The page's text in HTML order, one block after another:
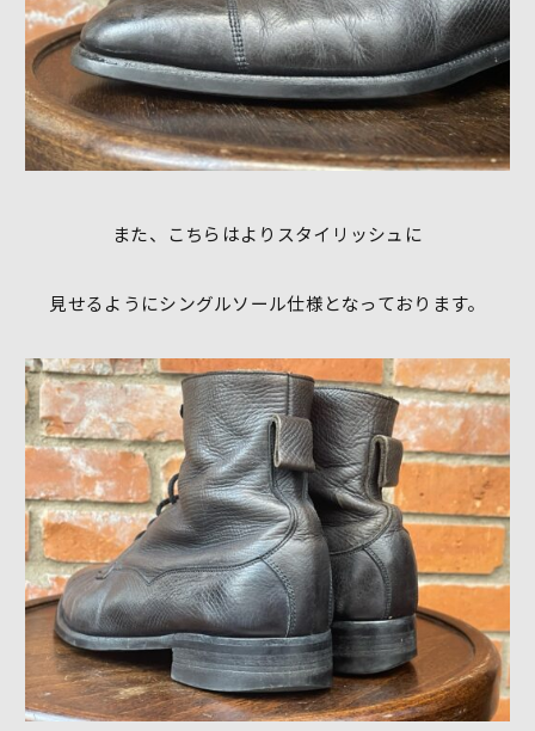
また、こちらはよりスタイリッシュに
見せるようにシングルソール仕様となっております。